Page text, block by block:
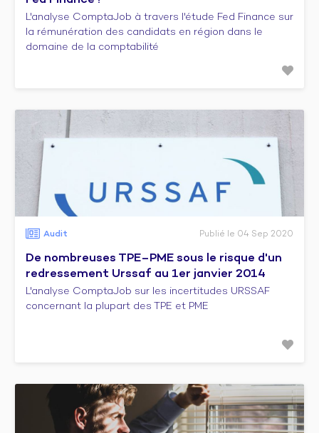
L'analyse ComptaJob à travers l'étude Fed Finance sur
la rémunération des candidats en région dans le
domaine de la comptabilité
Audit Publié le 04 Sep 2020
De nombreuses TPE–PME sous le risque d'un
redressement Urssaf au 1er janvier 2014
L'analyse ComptaJob sur les incertitudes URSSAF
concernant la plupart des TPE et PME